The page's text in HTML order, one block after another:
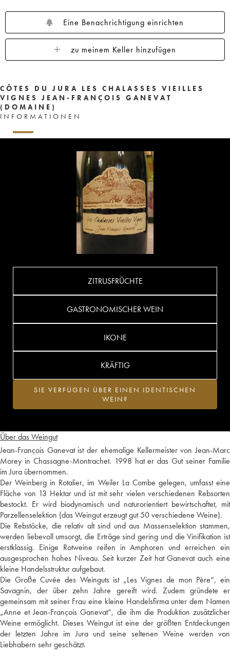
Eine Benachrichtigung einrichten
zu meinem Keller hinzufügen
CÔTES DU JURA LES CHALASSES VIEILLES
VIGNES JEAN-FRANÇOIS GANEVAT
(DOMAINE)
INFORMATIONEN
Über das Weingut
Jean-François Ganevat ist der ehemalige Kellermeister von Jean-Marc
Morey in Chassagne-Montrachet. 1998 hat er das Gut seiner Familie
im Jura übernommen.
Der Weinberg in Rotalier, im Weiler La Combe gelegen, umfasst eine
Fläche von 13 Hektar und ist mit sehr vielen verschiedenen Rebsorten
bestockt. Er wird biodynamisch und naturorientiert bewirtschaftet, mit
Parzellenselektion (das Weingut erzeugt gut 50 verschiedene Weine).
Die Rebstöcke, die relativ alt sind und aus Massenselektion stammen,
werden liebevoll umsorgt, die Erträge sind gering und die Vinifikation ist
erstklassig. Einige Rotweine reifen in Amphoren und erreichen ein
ausgesprochen hohes Niveau. Seit kurzer Zeit hat Ganevat auch eine
kleine Handelsstruktur aufgebaut.
Die Große Cuvée des Weinguts ist „Les Vignes de mon Père“, ein
Savagnin, der über zehn Jahre gereift wird. Zudem gründete er
gemeinsam mit seiner Frau eine kleine Handelsfirma unter dem Namen
„Anne et Jean-François Ganevat“, die ihm die Produktion zusätzlicher
Weine ermöglicht. Dieses Weingut ist eine der größten Entdeckungen
der letzten Jahre im Jura und seine seltenen Weine werden von
Liebhabern sehr geschätzt.
ZITRUSFRÜCHTE
GASTRONOMISCHER WEIN
IKONE
KRÄFTIG
SIE VERFÜGEN ÜBER EINEN IDENTISCHEN
WEIN?